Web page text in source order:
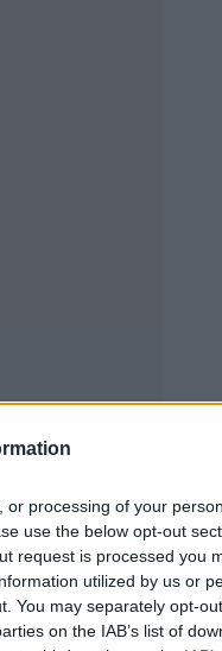
or processing of your
use the below opt-out
request is processed you
utilized by us or
You may separately opt-
on the IAB’s list of